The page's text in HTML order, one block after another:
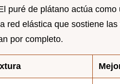
puré de plátano actúa
red elástica que sostiene
por completo.